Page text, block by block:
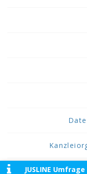
JUSLINE Umfrage